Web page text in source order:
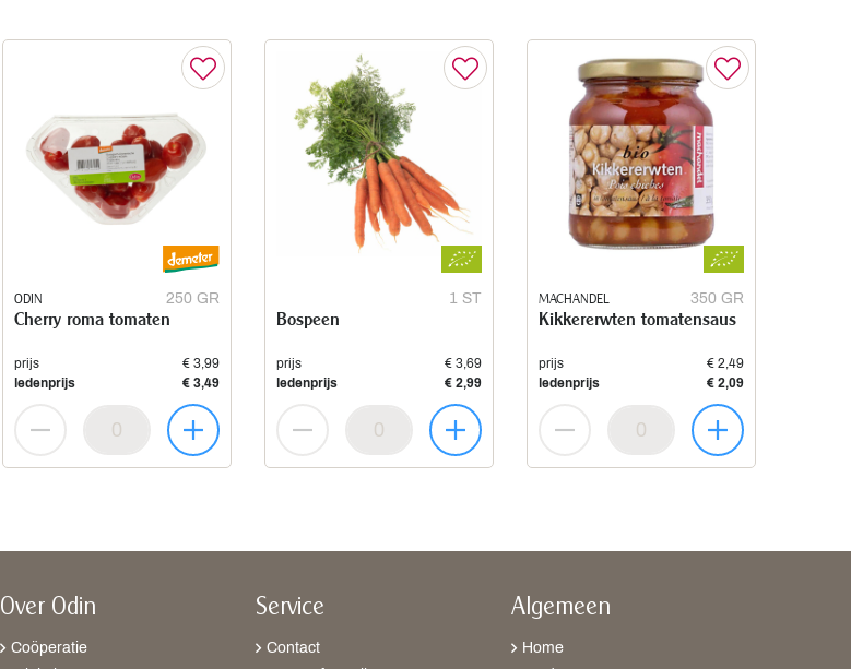
ODIN 250 GR
Cherry roma tomaten
prijs
€ 3,99
ledenprijs
€ 3,49
1 ST
Bospeen
prijs
€ 3,69
ledenprijs
€ 2,99
MACHANDEL 350 GR
Kikkererwten tomatensaus
prijs
€ 2,49
ledenprijs
€ 2,09
Over Odin
Coöperatie
Service
Contact
Algemeen
Home